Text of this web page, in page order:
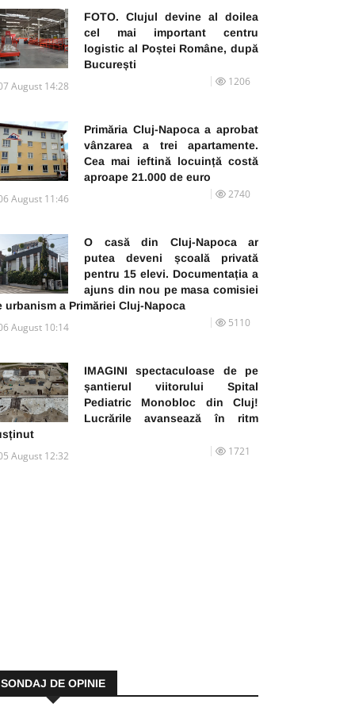
FOTO. Clujul devine al doilea
cel mai important centru
logistic al Poștei Române, după
București
August 14:28 1206
Primăria Cluj-Napoca a aprobat
vânzarea a trei apartamente.
Cea mai ieftină locuință costă
aproape 21.000 de euro
August 11:46 2740
O casă din Cluj-Napoca ar
putea deveni școală privată
pentru 15 elevi. Documentația a
ajuns din nou pe masa comisiei
urbanism a Primăriei Cluj-Napoca
August 10:14 5110
IMAGINI spectaculoase de pe
șantierul viitorului Spital
Pediatric Monobloc din Cluj!
Lucrările avansează în ritm
August 12:32 1721
SONDAJ DE OPINIE